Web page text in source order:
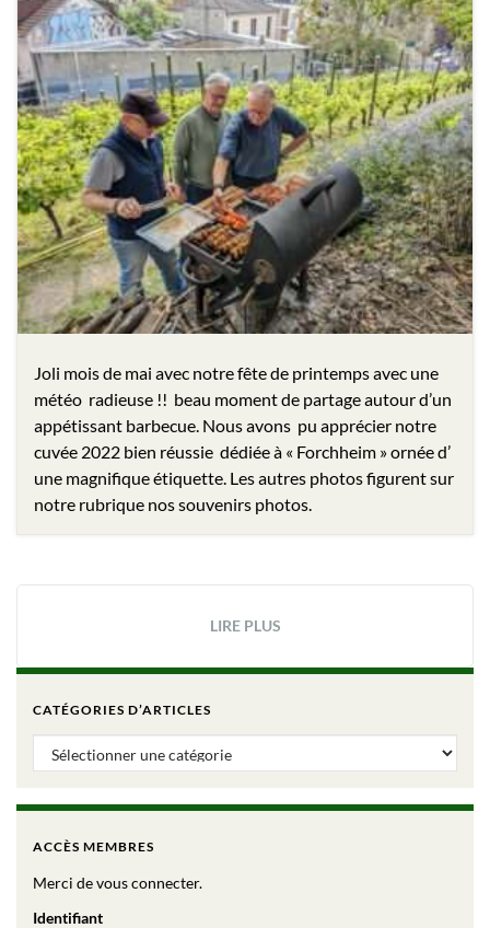
Joli mois de mai avec notre fête de printemps avec une
météo radieuse !! beau moment de partage autour d’un
appétissant barbecue. Nous avons pu apprécier notre
cuvée 2022 bien réussie dédiée à « Forchheim » ornée d’
une magnifique étiquette. Les autres photos figurent sur
notre rubrique nos souvenirs photos.
LIRE PLUS
CATÉGORIES D’ARTICLES
Catégories d’articles
ACCÈS MEMBRES
Merci de vous connecter.
Identifiant